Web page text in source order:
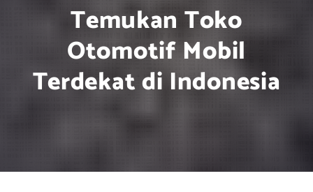
Temukan Toko
Otomotif Mobil
Terdekat di Indonesia